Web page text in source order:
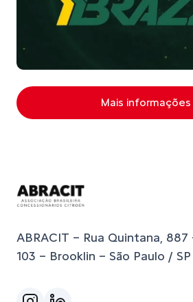
Mais informações
ABRACIT – Rua Quintana, 887
103 – Brooklin – São Paulo /